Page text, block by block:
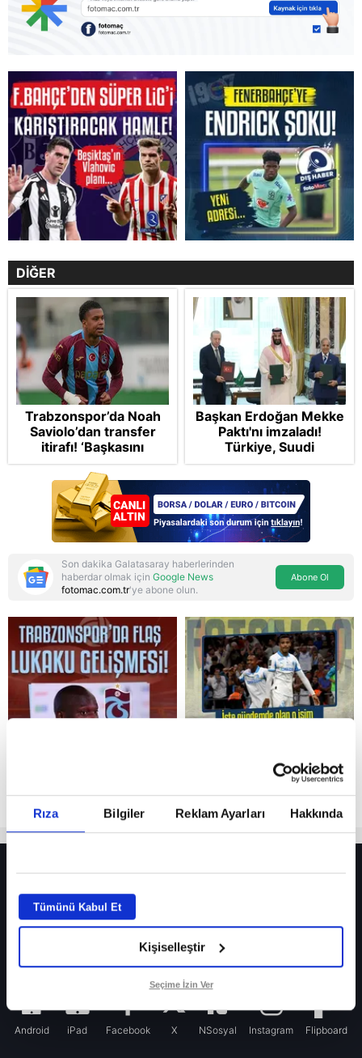
Rıza Bilgiler Reklam Ayarları Hakkında
Tümünü Kabul Et
Kişiselleştir
Seçime İzin Ver
Reddet
DİĞER
Trabzonspor’da Noah
Saviolo’dan transfer
itirafı! ‘Başkasını
izlemeye geldi’
Başkan Erdoğan Mekke
Paktı'nı imzaladı!
Türkiye, Suudi
Arabistan ve
Pakistan'dan stratejik
güvenlik adımı:
Anlaşmanın tüm
detayları
Son dakika Galatasaray haberlerinden
haberdar olmak için Google News
fotomac.com.tr'ye abone olun.
Abone Ol
Fenerbahçe’de sürpriz ayrılık ihtimali! Devre arasında gelmişti
Fenerbahçe’nin yeni transferi Mason Greenwood için olay sözler!
Galatasaray’da rota yeniden Thiago Almada!
Android iPad Facebook X NSosyal Instagram Flipboard